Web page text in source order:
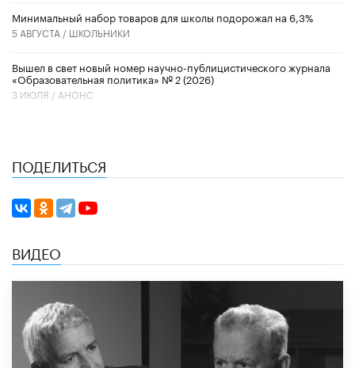
Минимальный набор товаров для школы подорожал на 6,3%
5 АВГУСТА / ШКОЛЬНИКИ
Вышел в свет новый номер научно-публицистического журнала
«Образовательная политика» № 2 (2026)
3 ИЮЛЯ / АНОНС
ПОДЕЛИТЬСЯ
ВИДЕО